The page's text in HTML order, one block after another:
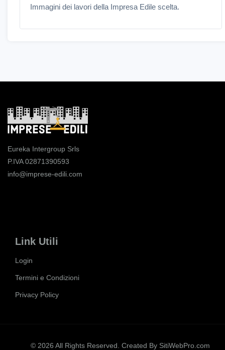
Immagini dei lavori della Impresa Edile scelta.
Eureka Intergroup Srls
P.IVA 02871390593
info@imprese-edili.com
Link Utili
Login
Termini e Condizioni
Privacy Policy
© 2026 All Rights Reserved. Created By SitiWebPro.com